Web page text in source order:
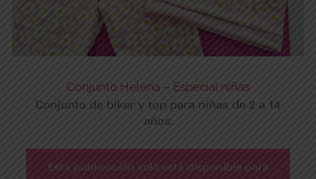
Conjunto Helena – Especial niñas
Conjunto de biker y top para niñas de 2 a 14
años.
Esta publicación solo está disponible para